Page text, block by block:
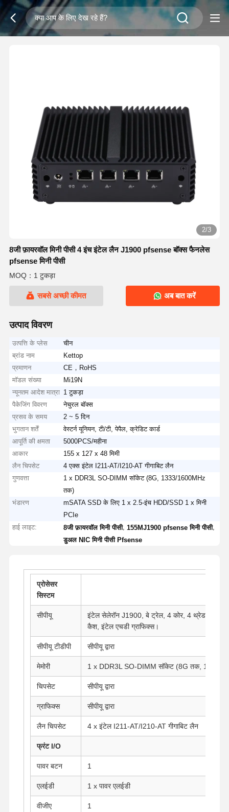
2/3
8जी फ़ायरवॉल मिनी पीसी 4 इंच इंटेल लैन J1900 pfsense बॉक्स फैनलेस
pfsense मिनी पीसी
MOQ：1 टुकड़ा
सबसे अच्छी कीमत अब बात करें
उत्पाद विवरण
उत्पत्ति के प्लेस
चीन
ब्रांड नाम
Kettop
प्रमाणन
CE，RoHS
मॉडल संख्या
Mi19N
न्यूनतम आदेश मात्रा 1 टुकड़ा
पैकेजिंग विवरण
नेचुरल बॉक्स
प्रसव के समय
2 ~ 5 दिन
भुगतान शर्तें
वेस्टर्न यूनियन, टी/टी, पेपैल, क्रेडिट कार्ड
आपूर्ति की क्षमता
5000PCS/महीना
आकार
155 x 127 x 48 मिमी
लैन चिपसेट
4 एक्स इंटेल I211-AT/I210-AT गीगाबिट लैन
गुणवत्ता
1 x DDR3L SO-DIMM सॉकेट (8G, 1333/1600MHz
तक)
भंडारण
mSATA SSD के लिए 1 x 2.5-इंच HDD/SSD 1 x मिनी
PCIe
हाई लाइट:
8जी फ़ायरवॉल मिनी पीसी,155MJ1900 pfsense मिनी पीसी,
डुअल NIC मिनी पीसी Pfsense
प्रोसेसर
सिस्टम
सीपीयू
इंटेल सेलेरॉन J1900, बे ट्रेल, 4 कोर, 4 थ्रेड,
कैश, इंटेल एचडी ग्राफिक्स।
सीपीयू टीडीपी सीपीयू द्वारा
मेमोरी 1 x DDR3L SO-DIMM सॉकेट (8G तक, 1333/
चिपसेट सीपीयू द्वारा
ग्राफिक्स सीपीयू द्वारा
लैन चिपसेट 4 x इंटेल I211-AT/I210-AT गीगाबिट लैन
फ्रंट I/O
पावर बटन 1
एलईडी 1 x पावर एलईडी
वीजीए 1